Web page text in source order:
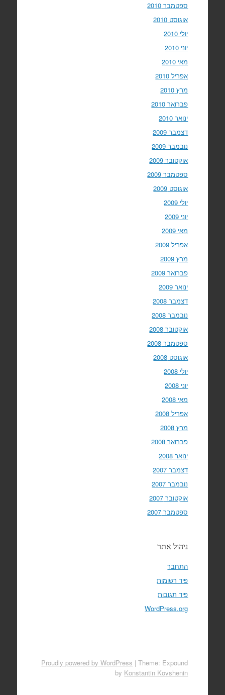
ספטמבר 2010
אוגוסט 2010
יולי 2010
יוני 2010
מאי 2010
אפריל 2010
מרץ 2010
פברואר 2010
ינואר 2010
דצמבר 2009
נובמבר 2009
אוקטובר 2009
ספטמבר 2009
אוגוסט 2009
יולי 2009
יוני 2009
מאי 2009
אפריל 2009
מרץ 2009
פברואר 2009
ינואר 2009
דצמבר 2008
נובמבר 2008
אוקטובר 2008
ספטמבר 2008
אוגוסט 2008
יולי 2008
יוני 2008
מאי 2008
אפריל 2008
מרץ 2008
פברואר 2008
ינואר 2008
דצמבר 2007
נובמבר 2007
אוקטובר 2007
ספטמבר 2007
ניהול אתר
התחבר
פיד רשומות
פיד תגובות
WordPress.org
Proudly powered by WordPress |Theme: Expound
by Konstantin Kovshenin